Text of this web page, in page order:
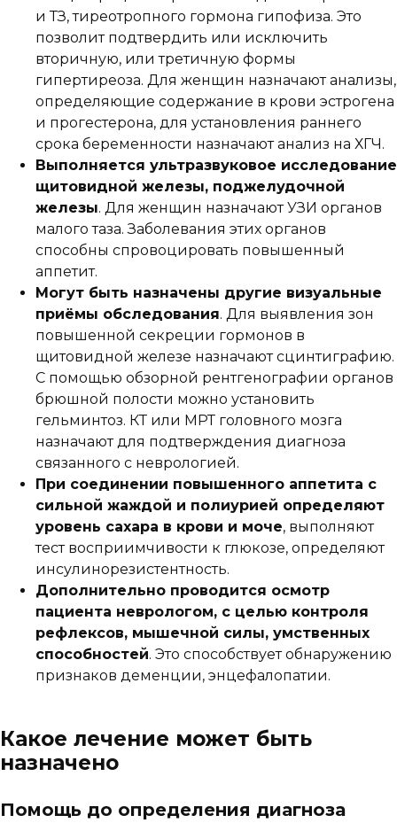
и ТЗ, тиреотропного гормона гипофиза. Это
позволит подтвердить или исключить
вторичную, или третичную формы
гипертиреоза. Для женщин назначают анализы,
определяющие содержание в крови эстрогена
и прогестерона, для установления раннего
срока беременности назначают анализ на ХГЧ.
Выполняется ультразвуковое исследование
щитовидной железы, поджелудочной
железы. Для женщин назначают УЗИ органов
малого таза. Заболевания этих органов
способны спровоцировать повышенный
аппетит.
Могут быть назначены другие визуальные
приёмы обследования. Для выявления зон
повышенной секреции гормонов в
щитовидной железе назначают сцинтиграфию.
С помощью обзорной рентгенографии органов
брюшной полости можно установить
гельминтоз. КТ или МРТ головного мозга
назначают для подтверждения диагноза
связанного с неврологией.
При соединении повышенного аппетита с
сильной жаждой и полиурией определяют
уровень сахара в крови и моче, выполняют
тест восприимчивости к глюкозе, определяют
инсулинорезистентность.
Дополнительно проводится осмотр
пациента неврологом, с целью контроля
рефлексов, мышечной силы, умственных
способностей. Это способствует обнаружению
признаков деменции, энцефалопатии.
Какое лечение может быть
назначено
Помощь до определения диагноза